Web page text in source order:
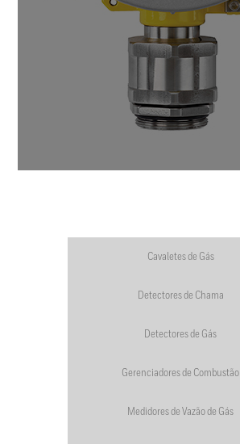
Cavaletes de Gás
Detectores de Chama
Detectores de Gás
Gerenciadores de Combustão
Medidores de Vazão de Gás